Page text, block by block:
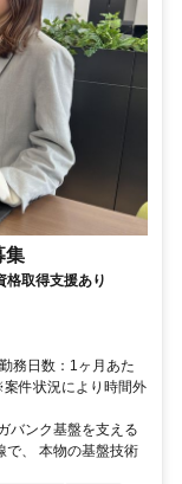
集
格取得支援あり
務日数：1ヶ月あた
件状況により時間外
バンク基盤を支える
で、 本物の基盤技術